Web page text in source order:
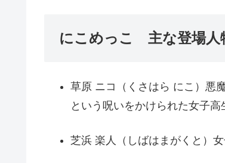
にこめっこ 主な登場人
草原 ニコ（くさはら にこ）悪
という呪いをかけられた女子高
芝浜 楽人（しばはまがくと）